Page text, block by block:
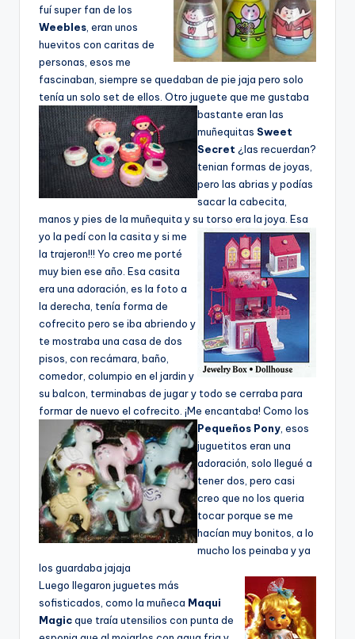
fuí­ super fan de los
Weebles , eran unos
huevitos con caritas de
personas, esos me
fascinaban, siempre se quedaban de pie jaja pero solo
tení­a un solo set de ellos. Otro juguete que me gustaba
bastante eran las
muñequitas Sweet
Secret ¿las recuerdan?
tenian formas de joyas,
pero las abrias y podí­as
sacar la cabecita,
manos y pies de la muñequita y su torso era la joya. Esa
yo la pedí­ con la casita y si me
la trajeron!!! Yo creo me porté
muy bien ese año. Esa casita
era una adoración, es la foto a
la derecha, tení­a forma de
cofrecito pero se iba abriendo y
te mostraba una casa de dos
pisos, con recámara, baño,
comedor, columpio en el jardin y
su balcon, terminabas de jugar y todo se cerraba para
formar de nuevo el cofrecito. ¡Me encantaba! Como los
Pequeños Pony , esos
juguetitos eran una
adoración, solo llegué a
tener dos, pero casi
creo que no los queria
tocar porque se me
hací­an muy bonitos, a lo
mucho los peinaba y ya
los guardaba jajaja
Luego llegaron juguetes más
sofisticados, como la muñeca Maqui
Magicque traí­a utensilios con punta de